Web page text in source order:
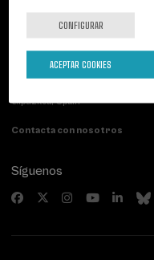
Contacto
Gipuzkoa, Spain
Contacta con nosotros
Síguenos
CONFIGURAR
ACEPTAR COOKIES